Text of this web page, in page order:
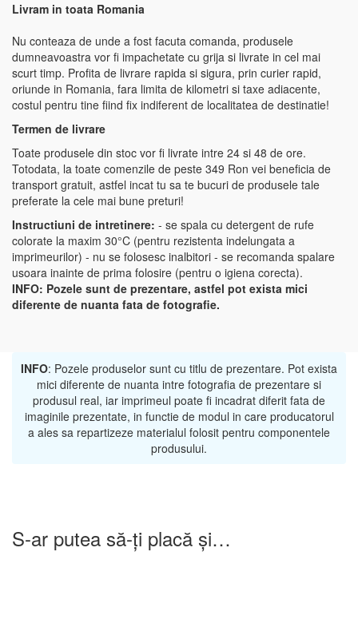
Livram in toata Romania
Nu conteaza de unde a fost facuta comanda, produsele
dumneavoastra vor fi impachetate cu grija si livrate in cel mai
scurt timp. Profita de livrare rapida si sigura, prin curier rapid,
oriunde in Romania, fara limita de kilometri si taxe adiacente,
costul pentru tine fiind fix indiferent de localitatea de destinatie!
Termen de livrare
Toate produsele din stoc vor fi livrate intre 24 si 48 de ore.
Totodata, la toate comenzile de peste 349 Ron vei beneficia de
transport gratuit, astfel incat tu sa te bucuri de produsele tale
preferate la cele mai bune preturi!
Instructiuni de intretinere: - se spala cu detergent de rufe
colorate la maxim 30°C (pentru rezistenta indelungata a
imprimeurilor) - nu se folosesc inalbitori - se recomanda spalare
usoara inainte de prima folosire (pentru o igiena corecta).
INFO: Pozele sunt de prezentare, astfel pot exista mici
diferente de nuanta fata de fotografie.
INFO: Pozele produselor sunt cu titlu de prezentare. Pot exista
mici diferente de nuanta intre fotografia de prezentare si
produsul real, iar imprimeul poate fi incadrat diferit fata de
imaginile prezentate, in functie de modul in care producatorul
a ales sa repartizeze materialul folosit pentru componentele
produsului.
S-ar putea să-ți placă și…